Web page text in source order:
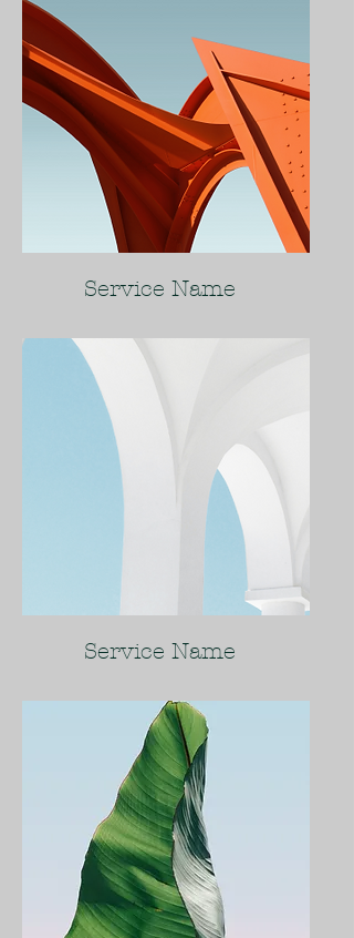
Service Name
Service Name